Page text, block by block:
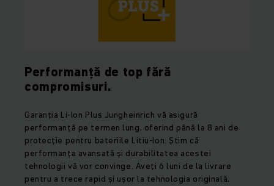
Performanță de top fără
compromisuri.
Garanția Li-Ion Plus Jungheinrich vă asigură
performanță pe termen lung, oferind până la 8 ani de
protecție pentru bateriile Litiu-Ion. Știm că
performanța avansată și durabilitatea acestei
tehnologii vă vor convinge. Aveți 6 luni de la livrare
pentru a trece rapid și ușor la tehnologia originală.